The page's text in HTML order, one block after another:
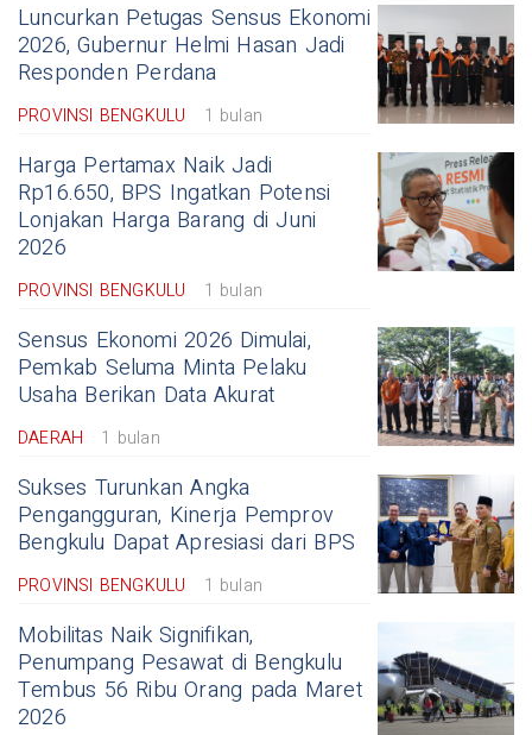
Luncurkan Petugas Sensus Ekonomi
2026, Gubernur Helmi Hasan Jadi
Responden Perdana
PROVINSI BENGKULU 1 bulan
Harga Pertamax Naik Jadi
Rp16.650, BPS Ingatkan Potensi
Lonjakan Harga Barang di Juni
2026
PROVINSI BENGKULU 1 bulan
Sensus Ekonomi 2026 Dimulai,
Pemkab Seluma Minta Pelaku
Usaha Berikan Data Akurat
DAERAH 1 bulan
Sukses Turunkan Angka
Pengangguran, Kinerja Pemprov
Bengkulu Dapat Apresiasi dari BPS
PROVINSI BENGKULU 1 bulan
Mobilitas Naik Signifikan,
Penumpang Pesawat di Bengkulu
Tembus 56 Ribu Orang pada Maret
2026